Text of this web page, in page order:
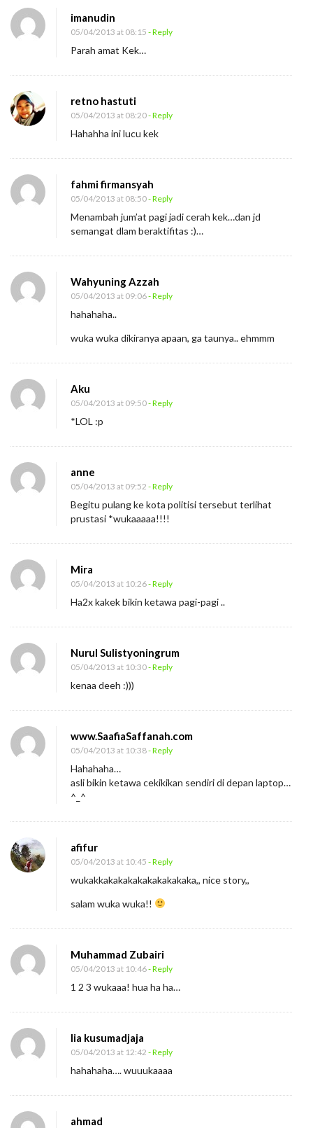
imanudin
05/04/2013 at 08:15 - Reply
Parah amat Kek…
retno hastuti
05/04/2013 at 08:20- Reply
Hahahha ini lucu kek
fahmi firmansyah
05/04/2013 at 08:50- Reply
Menambah jum’at pagi jadi cerah kek…dan jd
semangat dlam beraktifitas :)…
Wahyuning Azzah
05/04/2013 at 09:06- Reply
hahahaha..
wuka wuka dikiranya apaan, ga taunya.. ehmmm
Aku
05/04/2013 at 09:50- Reply
*LOL :p
anne
05/04/2013 at 09:52 - Reply
Begitu pulang ke kota politisi tersebut terlihat
prustasi *wukaaaaa!!!!
Mira
05/04/2013 at 10:26- Reply
Ha2x kakek bikin ketawa pagi-pagi ..
Nurul Sulistyoningrum
05/04/2013 at 10:30- Reply
kenaa deeh :)))
www.SaafiaSaffanah.com
05/04/2013 at 10:38- Reply
Hahahaha…
asli bikin ketawa cekikikan sendiri di depan laptop…
^_^
afifur
05/04/2013 at 10:45 - Reply
wukakkakakakakakakakakaka,, nice story,,
salam wuka wuka!!
Muhammad Zubairi
05/04/2013 at 10:46- Reply
1 2 3 wukaaa! hua ha ha…
lia kusumadjaja
05/04/2013 at 12:42 - Reply
hahahaha…. wuuukaaaa
ahmad